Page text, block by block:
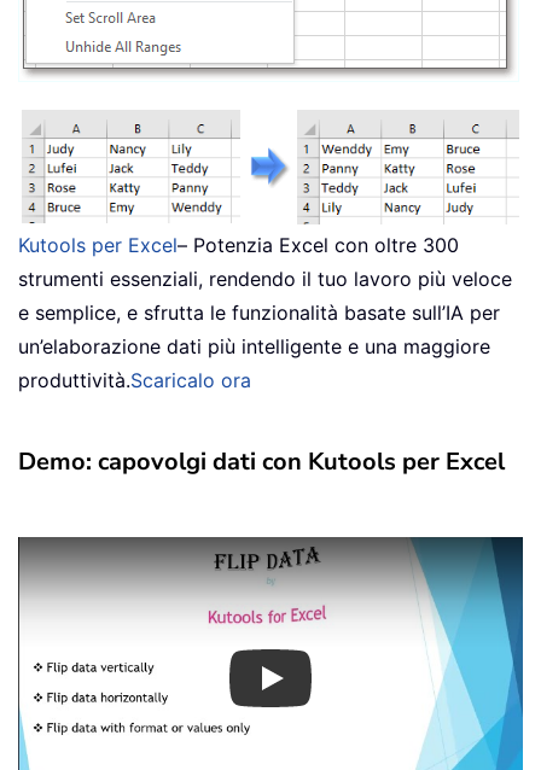
Kutools per Excel– Potenzia Excel con oltre 300
strumenti essenziali, rendendo il tuo lavoro più veloce
e semplice, e sfrutta le funzionalità basate sull’IA per
un’elaborazione dati più intelligente e una maggiore
produttività.Scaricalo ora
Demo: capovolgi dati con Kutools per Excel
Play